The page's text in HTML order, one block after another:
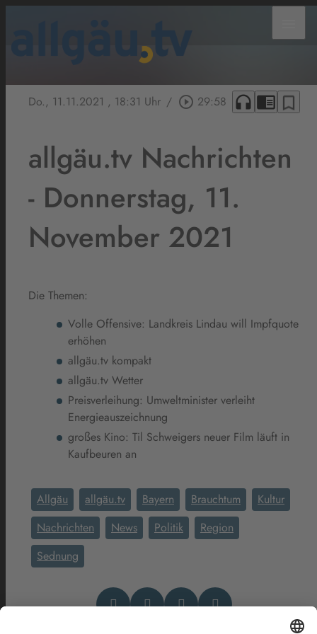
Do., 11.11.2021 , 18:31 Uhr / play_circle_outline 29:58 headphones chrome_reader_mode bookmark_border
allgäu.tv Nachrichten
- Donnerstag, 11.
November 2021
Die Themen:
Volle Offensive: Landkreis Lindau will Impfquote
erhöhen
allgäu.tv kompakt
allgäu.tv Wetter
Preisverleihung: Umweltminister verleiht
Energieauszeichnung
großes Kino: Til Schweigers neuer Film läuft in
Kaufbeuren an
Allgäu allgäu.tv Bayern Brauchtum
Kultur
Nachrichten
News Politik
Region
Sednung